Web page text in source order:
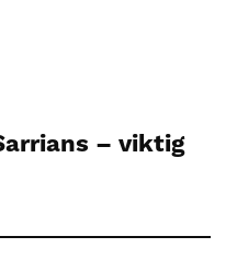
– viktig